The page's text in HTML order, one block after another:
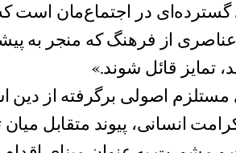
گسترده‌ای در اجتماع‌مان است
عناصری از فرهنگ که منجر به
تمایز قائل شوند.»
مستلزم اصولی برگرفته از دین
انسانی، پیوند متقابل میان